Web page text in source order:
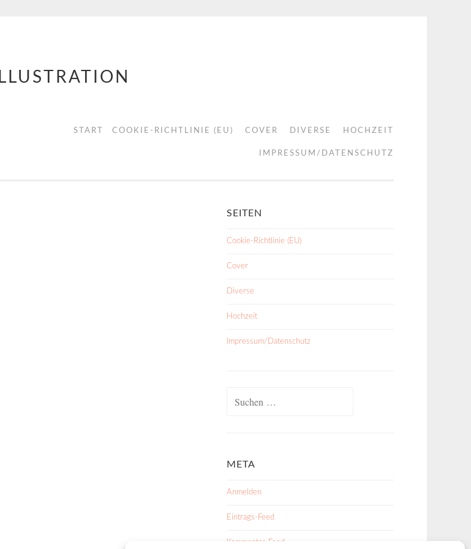
START COOKIE-RICHTLINIE (EU) COVER DIVERSE HOCHZEIT
IMPRESSUM/DATENSCHUTZ
SEITEN
Cookie-Richtlinie (EU)
Cover
Diverse
Hochzeit
Impressum/Datenschutz
META
Anmelden
Eintrags-Feed
Kommentar-Feed